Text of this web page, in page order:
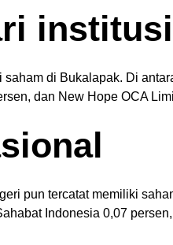
di Bukalapak. Di
dan New Hope OCA
pun tercatat memiliki
Indonesia 0,07